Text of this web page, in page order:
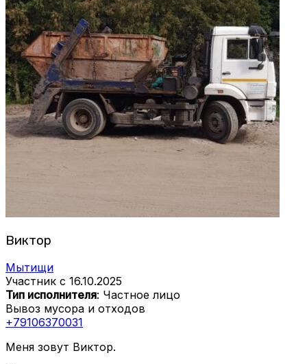
Виктор
Мытищи
Участник с 16.10.2025
Тип исполнителя: Частное лицо
Вывоз мусора и отходов
+79106370031
Меня зовут Виктор.